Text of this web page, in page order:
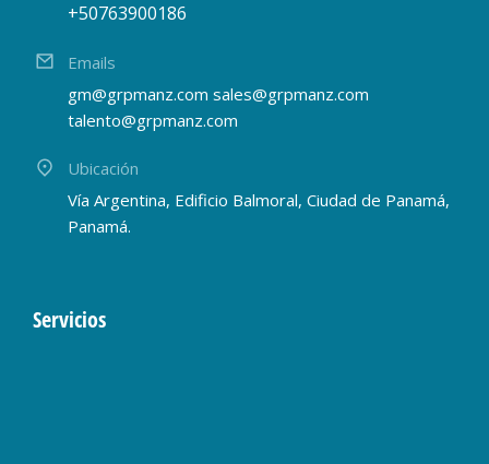
+50763900186
Emails
gm@grpmanz.com sales@grpmanz.com
talento@grpmanz.com
Ubicación
Vía Argentina, Edificio Balmoral, Ciudad de Panamá,
Panamá.
Servicios